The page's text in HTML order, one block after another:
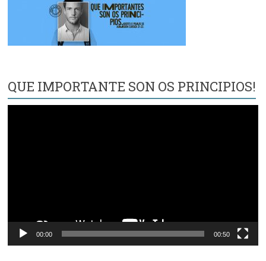
QUE IMPORTANTE SON OS PRINCIPIOS!
00:00 00:50